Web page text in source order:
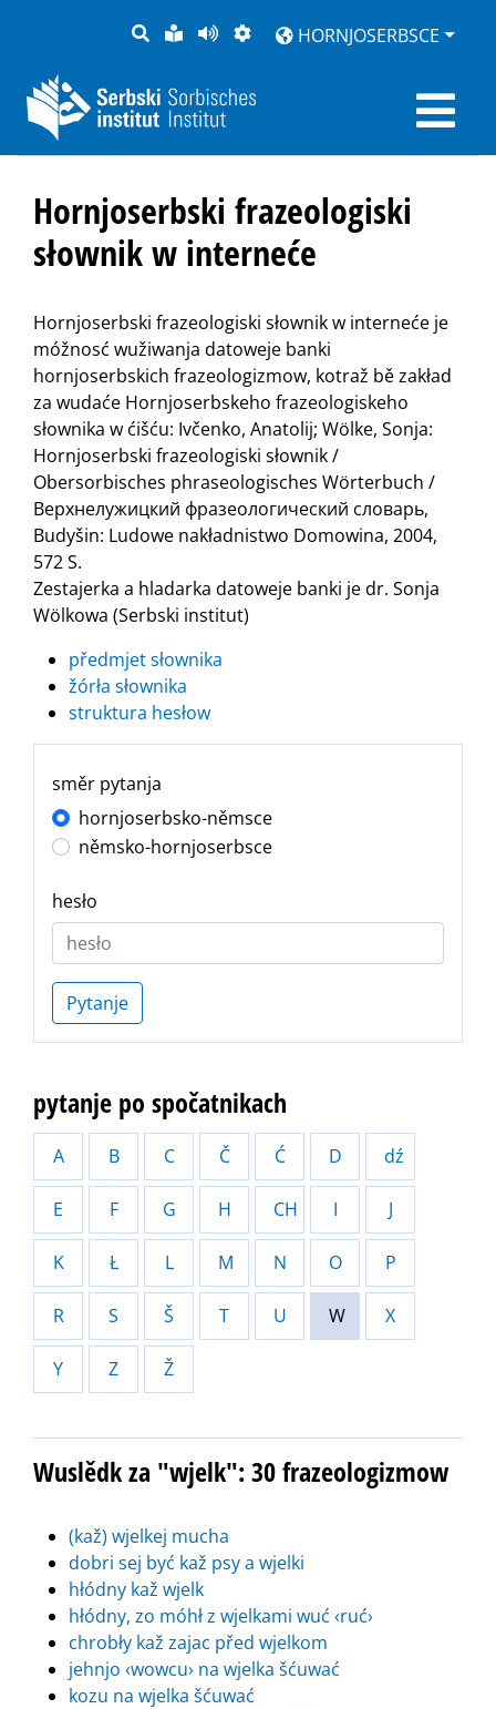
PYTANJE
LOCHKA
RĚČ
STRONU
PŘEDČITAĆ
ZWOBRAZNJENJE
HORNJOSERBSCE
Hornjoserbski frazeologiski
słownik w interneće
Hornjoserbski frazeologiski słownik w interneće je
móžnosć wužiwanja datoweje banki
hornjoserbskich frazeologizmow, kotraž bě zakład
za wudaće Hornjoserbskeho frazeologiskeho
słownika w ćišću: Ivčenko, Anatolij; Wölke, Sonja:
Hornjoserbski frazeologiski słownik /
Obersorbisches phraseologisches Wörterbuch /
Верхнелужицкий фразеологический словарь,
Budyšin: Ludowe nakładnistwo Domowina, 2004,
572 S.
Zestajerka a hladarka datoweje banki je dr. Sonja
Wölkowa (Serbski institut)
předmjet słownika
žórła słownika
struktura hesłow
směr pytanja
hornjoserbsko-němsce
němsko-hornjoserbsce
hesło
Pytanje
pytanje po spočatnikach
A B C Č Ć D dź
E F G H CH I J
K Ł L M N O P
R S Š T U W X
Y Z Ž
Wuslědk za "wjelk": 30 frazeologizmow
(kaž) wjelkej mucha
dobri sej być kaž psy a wjelki
hłódny kaž wjelk
hłódny, zo móhł z wjelkami wuć ‹ruć›
chrobły kaž zajac před wjelkom
jehnjo ‹wowcu› na wjelka šćuwać
kozu na wjelka šćuwać